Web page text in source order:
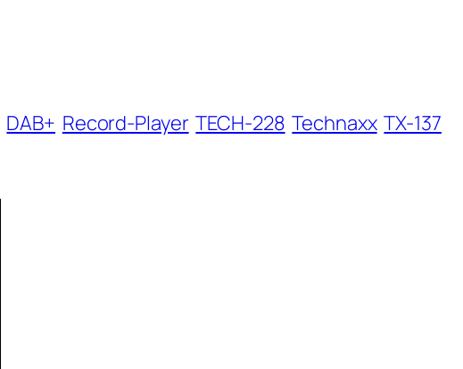
DAB+ Record-Player TECH-228 Technaxx TX-137